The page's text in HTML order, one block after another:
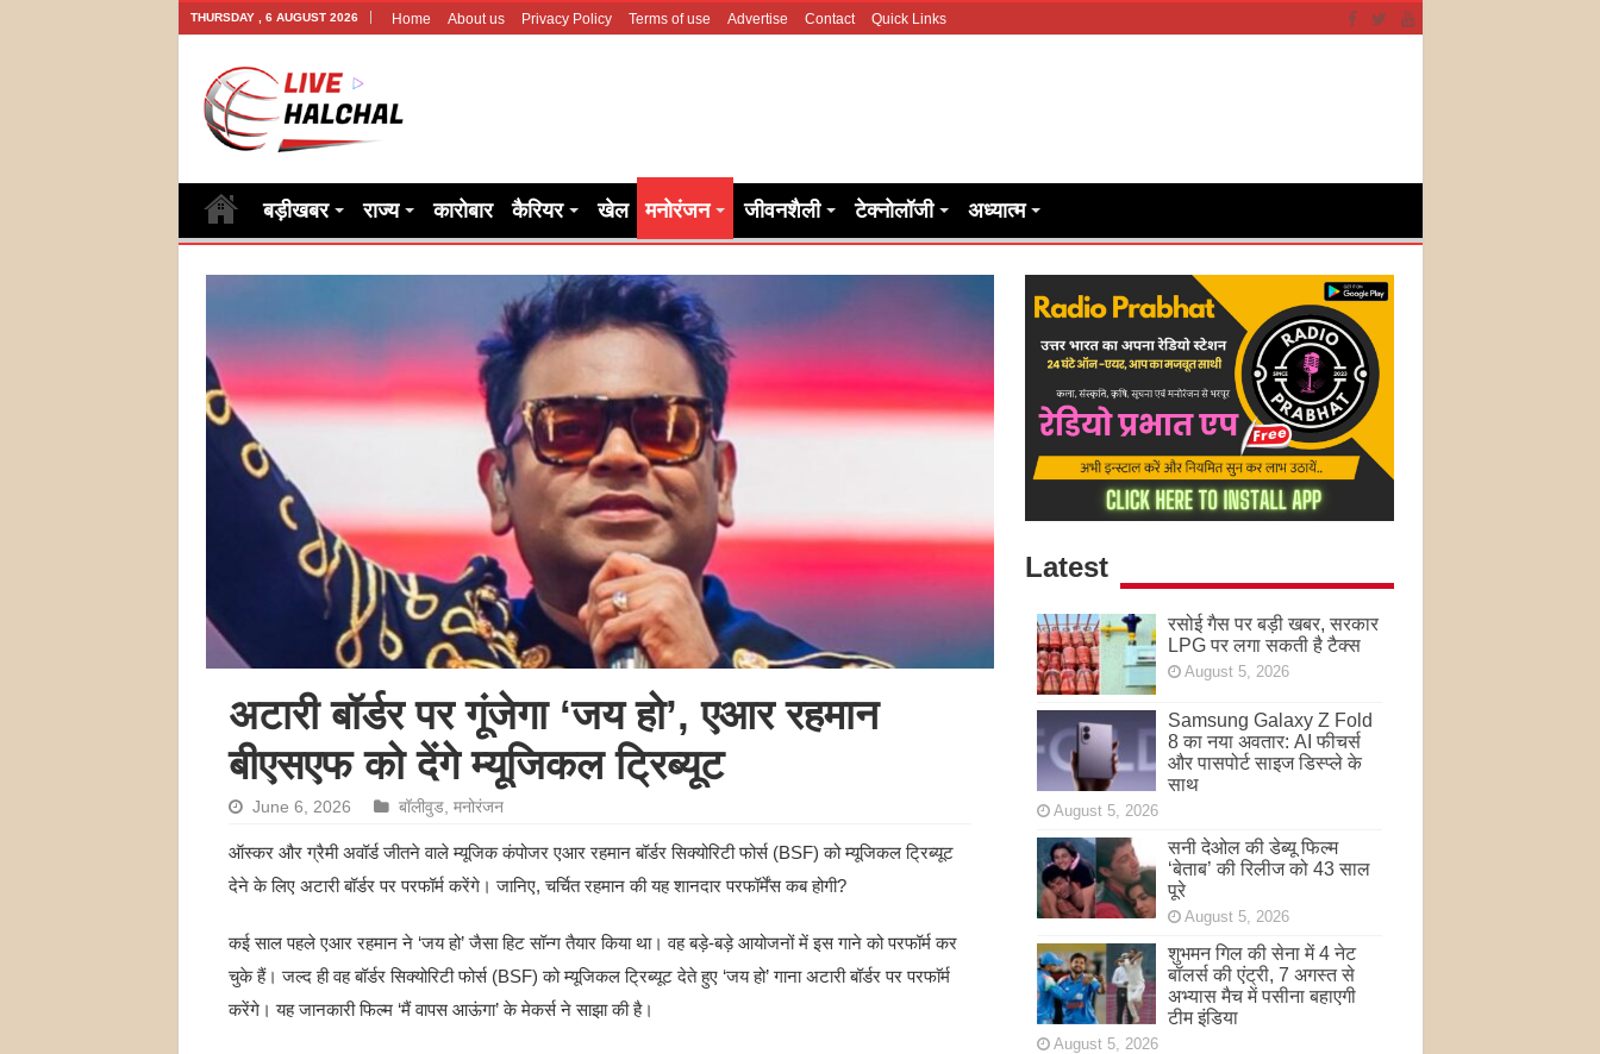
THURSDAY , 6 AUGUST 2026 Home About us Privacy Policy Terms of use Advertise Contact Quick Links
बड़ीखबर राज्य कारोबार कैरियर खेल मनोरंजन जीवनशैली टेक्नोलॉजी अध्यात्म
अटारी बॉर्डर पर गूंजेगा ‘जय हो’, एआर रहमान
बीएसएफ को देंगे म्यूजिकल ट्रिब्यूट
June 6, 2026 बॉलीवुड, मनोरंजन
ऑस्कर और ग्रैमी अवॉर्ड जीतने वाले म्यूजिक कंपोजर एआर रहमान बॉर्डर सिक्योरिटी फोर्स (BSF) को म्यूजिकल ट्रिब्यूट
देने के लिए अटारी बॉर्डर पर परफॉर्म करेंगे। जानिए, चर्चित रहमान की यह शानदार परफॉर्मेंस कब होगी?
कई साल पहले एआर रहमान ने ‘जय हो’ जैसा हिट सॉन्ग तैयार किया था। वह बड़े-बड़े आयोजनों में इस गाने को परफॉर्म कर
चुके हैं। जल्द ही वह बॉर्डर सिक्योरिटी फोर्स (BSF) को म्यूजिकल ट्रिब्यूट देते हुए ‘जय हो’ गाना अटारी बॉर्डर पर परफाॅर्म
करेंगे। यह जानकारी फिल्म ‘मैं वापस आऊंगा’ के मेकर्स ने साझा की है।
Latest
रसोई गैस पर बड़ी खबर, सरकार
LPG पर लगा सकती है टैक्स
August 5, 2026
Samsung Galaxy Z Fold
8 का नया अवतार: AI फीचर्स
और पासपोर्ट साइज डिस्प्ले के
साथ
August 5, 2026
सनी देओल की डेब्यू फिल्म
‘बेताब’ की रिलीज को 43 साल
पूरे
August 5, 2026
शुभमन गिल की सेना में 4 नेट
बॉलर्स की एंट्री, 7 अगस्त से
अभ्यास मैच में पसीना बहाएगी
टीम इंडिया
August 5, 2026